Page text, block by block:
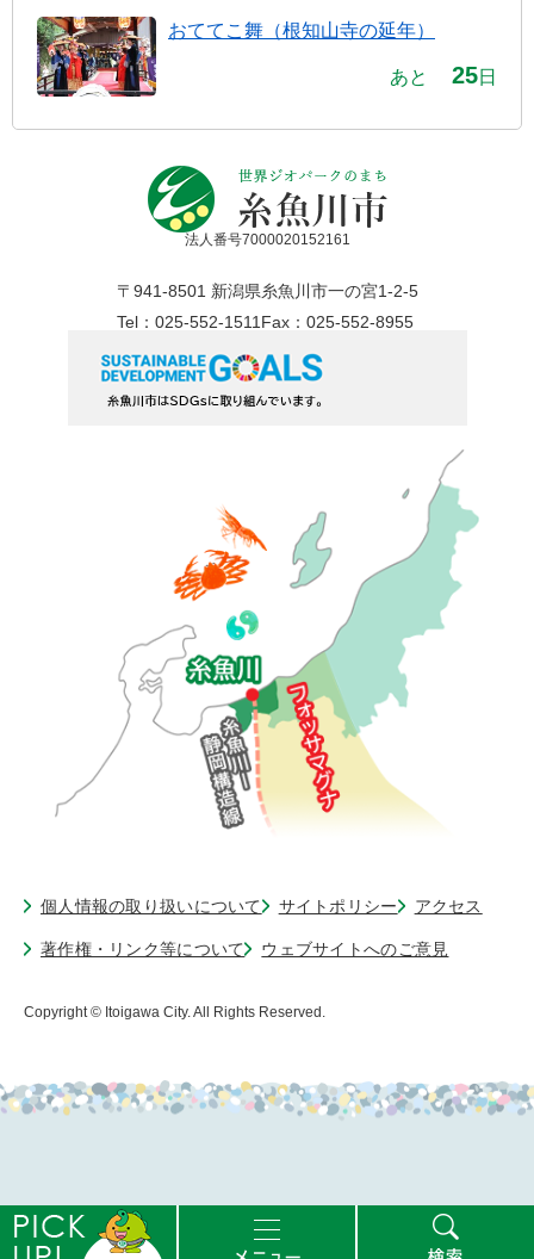
おててこ舞（根知山寺の延年）
あと 25日
法人番号7000020152161
〒941-8501 新潟県糸魚川市一の宮1-2-5
Tel：025-552-1511 Fax：025-552-8955
個人情報の取り扱いについて サイトポリシー アクセス
著作権・リンク等について ウェブサイトへのご意見
Copyright © Itoigawa City. All Rights Reserved.